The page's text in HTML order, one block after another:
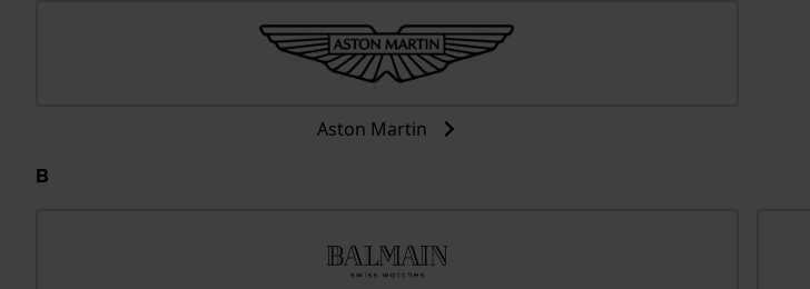
Aston Martin
B